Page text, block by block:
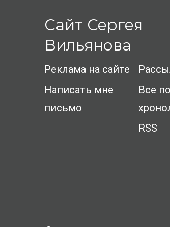
Сайт Сергея
Вильянова
Реклама на сайте
Написать мне
письмо
Все
RSS